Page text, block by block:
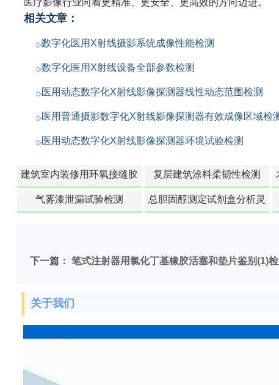
医疗影像行业向着更精准、更安全、更高效的方向迈进。
相关文章：
数字化医用X射线摄影系统成像性能检测
数字化医用X射线设备全部参数检测
医用动态数字化X射线影像探测器线性动态范围检测
医用普通摄影数字化X射线影像探测器有效成像区域检
医用动态数字化X射线影像探测器环境试验检测
建筑室内装修用环氧接缝胶
苯含量检测
复层建筑涂料柔韧性检测
气雾漆泄漏试验检测
总胆固醇测定试剂盒分析灵
下一篇： 笔式注射器用氯化丁基橡胶活塞和垫片鉴别(1)检
关于我们